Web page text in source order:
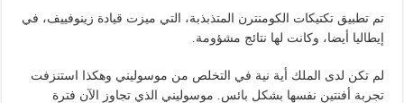
تم تطبيق تكتيكات الكومنترن المتذبذبة، التي ميزت قيادة زينوفييف، في
إيطاليا أيضا، وكانت لها نتائج مشؤومة.
لم تكن لدى الملك أية نية في التخلص من موسوليني وهكذا استنزفت
تجربة أفنتين نفسها بشكل بائس. موسوليني الذي تجاوز الآن فترة